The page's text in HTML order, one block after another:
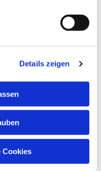
Details zeigen
Cookies